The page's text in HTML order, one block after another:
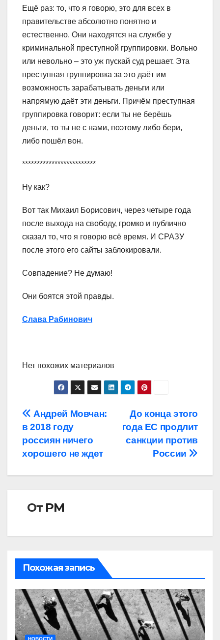
Ещё раз: то, что я говорю, это для всех в
правительстве абсолютно понятно и
естественно. Они находятся на службе у
криминальной преступной группировки. Вольно
или невольно – это уж пускай суд решает. Эта
преступная группировка за это даёт им
возможность зарабатывать деньги или
напрямую даёт эти деньги. Причём преступная
группировка говорит: если ты не берёшь
деньги, то ты не с нами, поэтому либо бери,
либо пошёл вон.
*************************
Ну как?
Вот так Михаил Борисович, через четыре года
после выхода на свободу, громко и публично
сказал то, что я говорю всё время. И СРАЗУ
после этого его сайты заблокировали.
Совпадение? Не думаю!
Они боятся этой правды.
Слава Рабинович
Нет похожих материалов
Навигация
по
записям
До конца этого
года ЕС продлит
санкции против
России
Андрей Мовчан:
в 2018 году
россиян ничего
хорошего не ждет
От РМ
Похожая запись
НОВОСТИ